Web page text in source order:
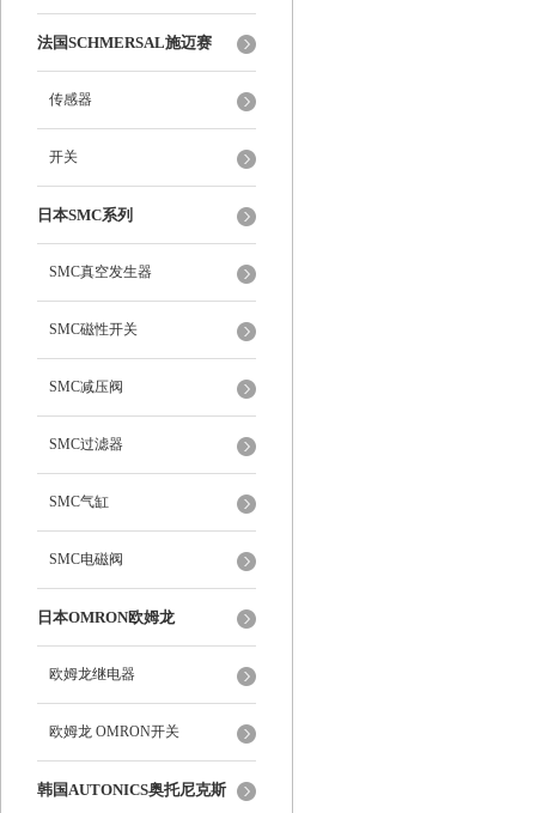
法国SCHMERSAL施迈赛
传感器
开关
日本SMC系列
SMC真空发生器
SMC磁性开关
SMC减压阀
SMC过滤器
SMC气缸
SMC电磁阀
日本OMRON欧姆龙
欧姆龙继电器
欧姆龙 OMRON开关
韩国AUTONICS奥托尼克斯